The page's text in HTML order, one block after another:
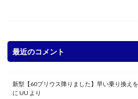
最近のコメント
新型【60プリウス降りました】早い乗り換え
に UU より